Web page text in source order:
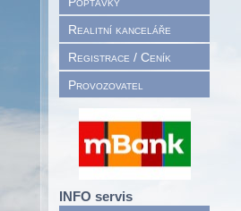
Realitní kanceláře
Registrace / Ceník
Provozovatel
INFO servis